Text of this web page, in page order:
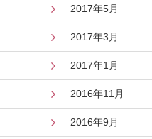
2017年5月
2017年3月
2017年1月
2016年11月
2016年9月